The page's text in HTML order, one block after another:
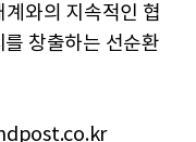
와의 지속적인 협
창출하는 선순환